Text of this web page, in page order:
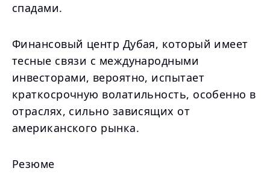
спадами.
Финансовый центр Дубая, который имеет
тесные связи с международными
инвесторами, вероятно, испытает
краткосрочную волатильность, особенно в
отраслях, сильно зависящих от
американского рынка.
Резюме